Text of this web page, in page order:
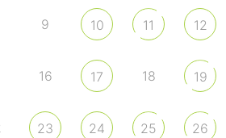
9 10 11 12
16 17 18 19
23 24 25 26